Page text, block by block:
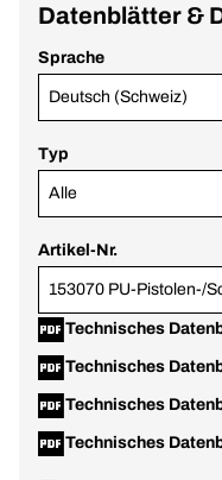
Datenblätter &
Sprache
Deutsch (Schweiz)
Typ
Alle
Artikel-Nr.
153070 PU-Pistolen-/
Technisches
Technisches
Technisches
Technisches